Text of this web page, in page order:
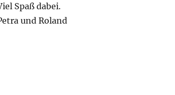
Spaß dabei.
und Roland